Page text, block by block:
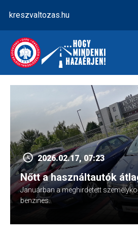
content
kreszvaltozas.hu
2026.02.17, 07:23
Nőtt a használtautók
Januárban a meghirdetett
benzines.